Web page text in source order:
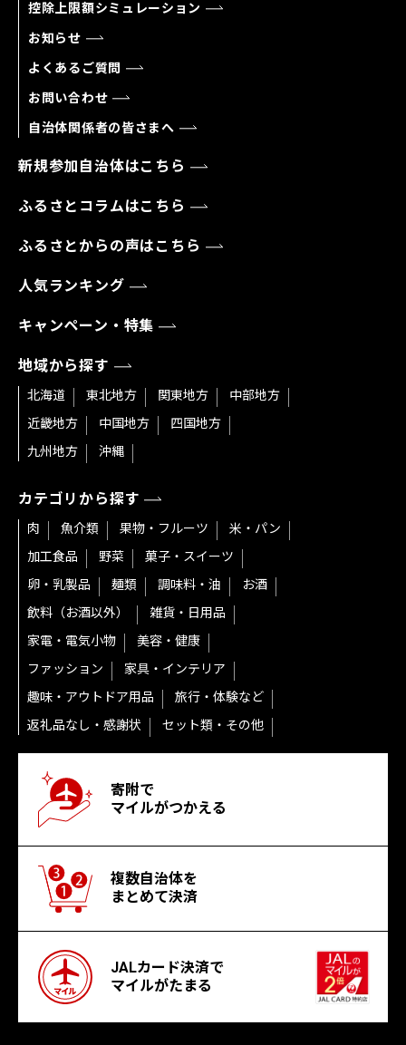
控除上限額シミュレーション
お知らせ
よくあるご質問
お問い合わせ
自治体関係者の皆さまへ
新規参加自治体はこちら
ふるさとコラムはこちら
ふるさとからの声はこちら
人気ランキング
キャンペーン・特集
地域から探す
北海道 東北地方 関東地方
中部地方
近畿地方
中国地方
四国地方
九州地方
沖縄
カテゴリから探す
肉 魚介類 果物・フルーツ
米・パン
加工食品
野菜
菓子・スイーツ
卵・乳製品
麺類 調味料・油
お酒
飲料（お酒以外）
雑貨・日用品
家電・電気小物
美容・健康
ファッション
家具・インテリア
趣味・アウトドア用品
旅行・体験など
返礼品なし・感謝状
セット類・その他
寄附で
マイルがつかえる
複数自治体を
まとめて決済
JALカード決済で
マイルがたまる